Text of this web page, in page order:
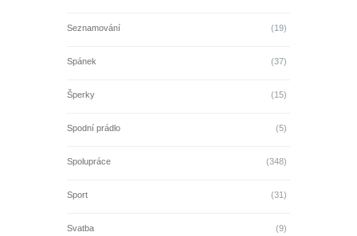
Seznamování (19)
Spánek (37)
Šperky (15)
Spodní prádlo (5)
Spolupráce (348)
Sport (31)
Svatba (9)